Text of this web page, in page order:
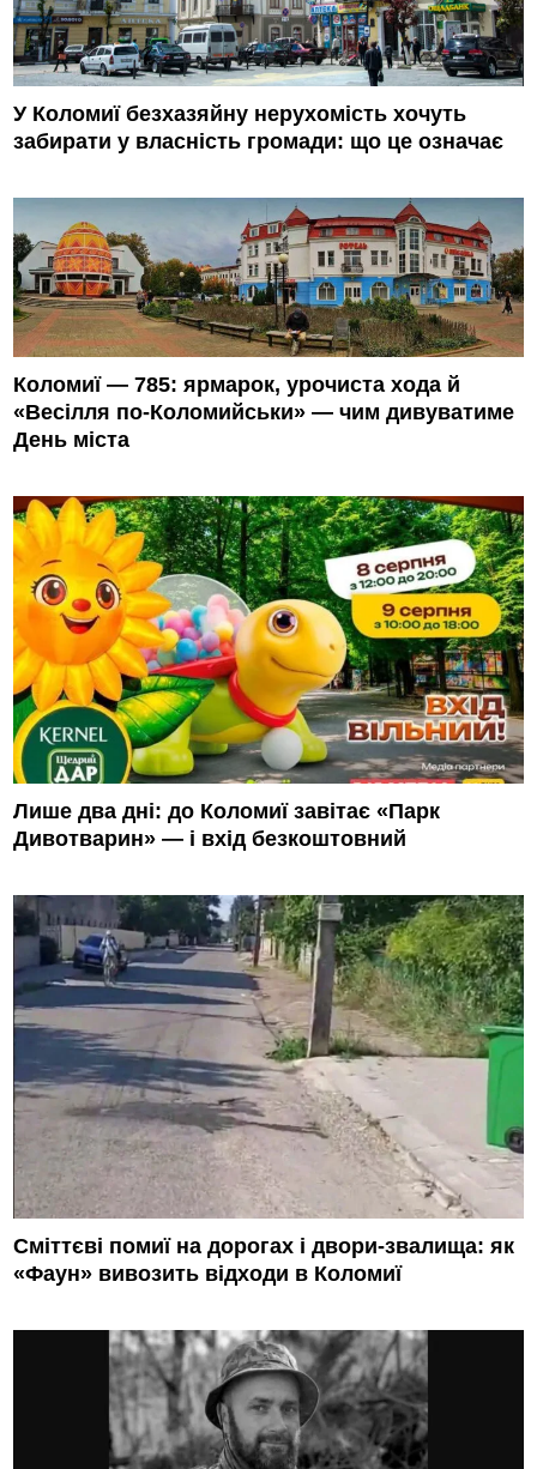
У Коломиї безхазяйну нерухомість хочуть
забирати у власність громади: що це означає
Коломиї — 785: ярмарок, урочиста хода й
«Весілля по-Коломийськи» — чим дивуватиме
День міста
Лише два дні: до Коломиї завітає «Парк
Дивотварин» — і вхід безкоштовний
Сміттєві помиї на дорогах і двори-звалища: як
«Фаун» вивозить відходи в Коломиї